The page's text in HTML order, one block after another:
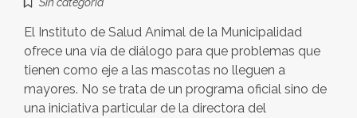
El Instituto de Salud Animal de la Municipalidad
ofrece una vía de diálogo para que problemas que
tienen como eje a las mascotas no lleguen a
mayores. No se trata de un programa oficial sino de
una iniciativa particular de la directora del